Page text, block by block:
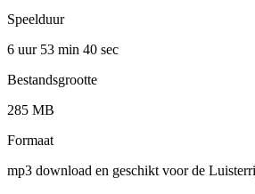
Speelduur
6 uur 53 min 40 sec
Bestandsgrootte
285 MB
Formaat
mp3 download en geschikt voor de